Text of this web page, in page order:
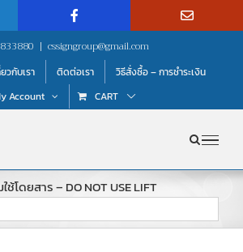
| cssigngroup@gmail.com
วกับเรา ติดต่อเรา
วิธีสั่งซื้อ – การชำระเงิน
Account
CART
โดยสาร – DO NOT USE LIFT